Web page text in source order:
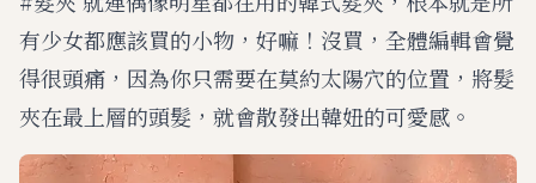
有少女都應該買的小物，好嘛！沒買，全體編輯會覺
得很頭痛，因為你只需要在莫約太陽穴的位置，將髮
夾在最上層的頭髮，就會散發出韓妞的可愛感。